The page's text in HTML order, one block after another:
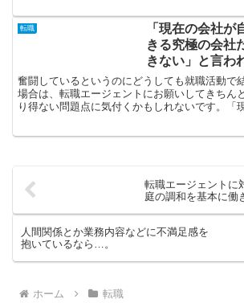
転職
「現在の会社が
きる究極の会社
きない」と言わ
ば…。
奮闘しているというのにどうしても就職活動で
場合は、転職エージェントにお願いしてきちん
り得ない問題点に気付くかもしれないです。「
転職エージェントに
庭の調和を基本に働
人間関係とか業務内容などに不満足感を
抱いているなら…。
ホーム 転職